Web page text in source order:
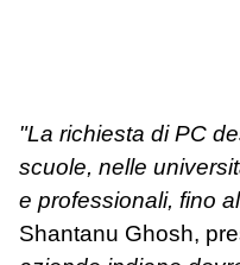
"La richiesta di PC
scuole, nelle
e professionali, fino
Shantanu Ghosh,